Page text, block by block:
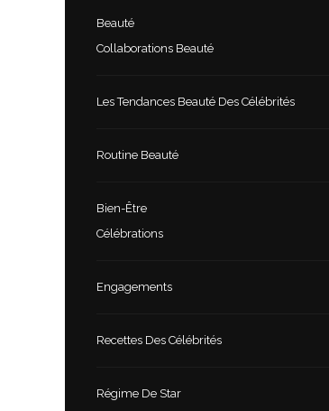
Beauté
Collaborations Beauté
Les Tendances Beauté Des Célébrités
Routine Beauté
Bien-Être
Célébrations
Engagements
Recettes Des Célébrités
Régime De Star